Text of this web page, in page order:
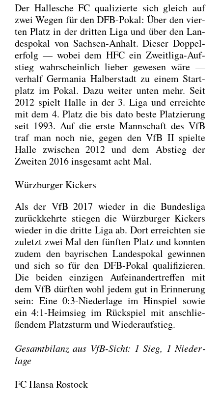
Der Hal­le­sche FC qua­li­zier­te sich gleich auf
zwei Wegen für den DFB-Pokal: Über den vier­
ten Platz in der drit­ten Liga und über den Lan­
des­po­kal von Sach­sen-Anhalt. Die­ser Dop­pel­
er­folg — wobei dem HFC ein Zweit­li­ga-Auf­
stieg wahr­schein­lich lie­ber gewe­sen wäre —
ver­half Ger­ma­nia Hal­ber­stadt zu einem Start­
platz im Pokal. Dazu wei­ter unten mehr. Seit
2012 spielt Hal­le in der 3. Liga und erreich­te
mit dem 4. Platz die bis dato bes­te Plat­zie­rung
seit 1993. Auf die ers­te Mann­schaft des VfB
traf man noch nie, gegen den VfB II spiel­te
Hal­le zwi­schen 2012 und dem Abstieg der
Zwei­ten 2016 ins­ge­samt acht Mal.
Würzburger Kickers
Als der VfB 2017 wie­der in die Bun­des­li­ga
zurück­kehr­te stie­gen die Würz­bur­ger Kickers
wie­der in die drit­te Liga ab. Dort erreich­ten sie
zuletzt zwei Mal den fünf­ten Platz und konn­ten
zudem den bay­ri­schen Lan­des­po­kal gewin­nen
und sich so für den DFB-Pokal qua­li­fi­zie­ren.
Die bei­den ein­zi­gen Auf­ein­an­der­tref­fen mit
dem VfB dürf­ten wohl jedem gut in Erin­ne­rung
sein: Eine 0:3‑Niederlage im Hin­spiel sowie
ein 4:1‑Heimsieg im Rück­spiel mit anschlie­
ßen­dem Platz­sturm und Wie­der­auf­stieg.
Gesamt­bi­lanz aus VfB-Sicht: 1 Sieg, 1 Nie­der­
la­ge
FC Hansa Rostock